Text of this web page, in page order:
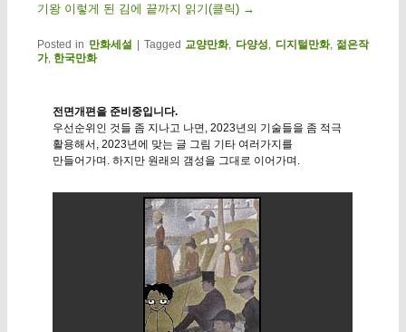
기왕 이렇게 된 김에 끝까지 읽기(클릭) →
Posted in 만화세설 | Tagged 교양만화, 다양성 디지털만화,젊은작
가, 한국만화
전면개편을 준비중입니다.
우선순위인 것들 좀 지나고 나면, 2023년의 기술들을 좀 적극
활용해서, 2023년에 맞는 글 그림 기타 여러가지를
만들어가며. 하지만 원래의 갬성을 그대로 이어가며.